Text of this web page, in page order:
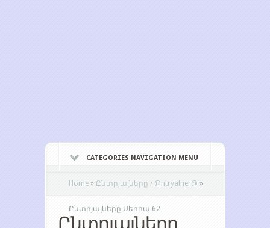
CATEGORIES NAVIGATION MENU
Home » Ընտրյալները / @ntryalner@ »
Ընտրյալները Սերիա 62
Ընտրյալները